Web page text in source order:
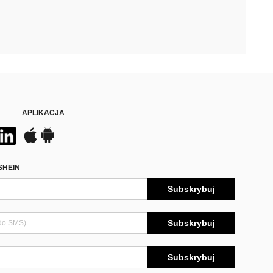
APLIKACJA
Subskrybuj
Subskrybuj
Subskrybuj